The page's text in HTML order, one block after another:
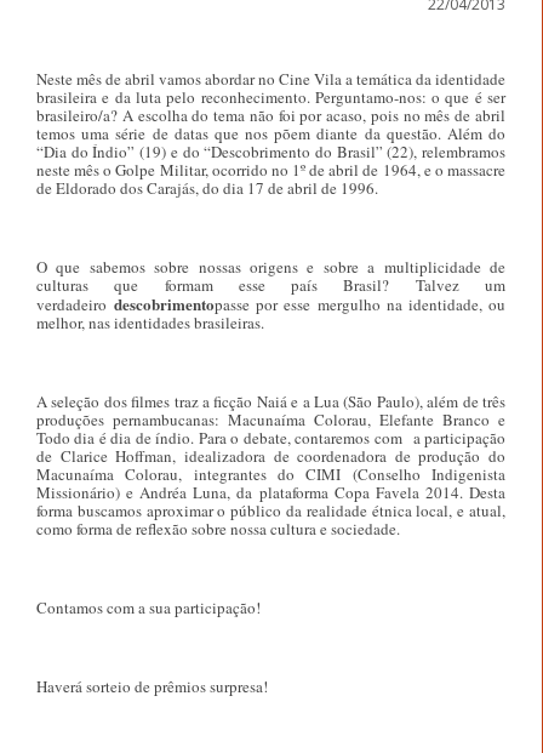
Neste mês de abril vamos abordar no Cine Vila a temática da identidade
brasileira e da luta pelo reconhecimento. Perguntamo-nos: o que é ser
brasileiro/a? A escolha do tema não foi por acaso, pois no mês de abril
temos uma série de datas que nos põem diante da questão. Além do
“Dia do Índio” (19) e do “Descobrimento do Brasil” (22), relembramos
neste mês o Golpe Militar, ocorrido no 1º de abril de 1964, e o massacre
de Eldorado dos Carajás, do dia 17 de abril de 1996.
O que sabemos sobre nossas origens e sobre a multiplicidade de
culturas que formam esse país Brasil? Talvez um
verdadeirodescobrimentopasse por esse mergulho na identidade, ou
melhor, nas identidades brasileiras.
A seleção dos filmes traz a ficção Naiá e a Lua (São Paulo), além de três
produções pernambucanas: Macunaíma Colorau, Elefante Branco e
Todo dia é dia de índio. Para o debate, contaremos com a participação
de Clarice Hoffman, idealizadora de coordenadora de produção do
Macunaíma Colorau, integrantes do CIMI (Conselho Indigenista
Missionário) e Andréa Luna, da plataforma Copa Favela 2014. Desta
forma buscamos aproximar o público da realidade étnica local, e atual,
como forma de reflexão sobre nossa cultura e sociedade.
Contamos com a sua participação!
Haverá sorteio de prêmios surpresa!